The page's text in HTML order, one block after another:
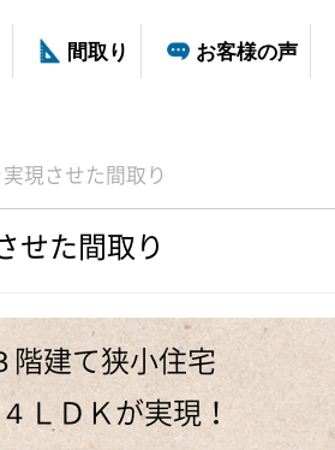
間取り お客様の声
現させた間取り
せた間取り
階建て狭小住宅
ＬＤＫが実現！